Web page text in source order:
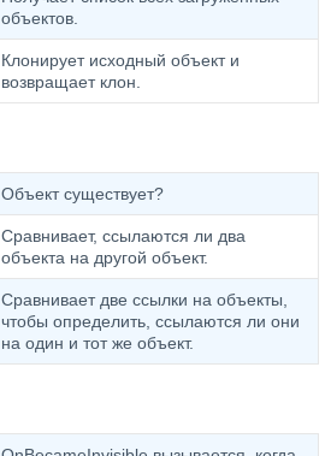
объектов.
Клонирует исходный объект и
возвращает клон.
Объект существует?
Сравнивает, ссылаются ли два
объекта на другой объект.
Сравнивает две ссылки на объекты,
чтобы определить, ссылаются ли они
на один и тот же объект.